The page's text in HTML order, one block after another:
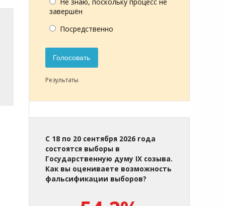
завершён
Посредственно
Голосовать
Результаты
С 18 по 20 сентября 2026 года
состоятся выборы в
Государственную думу IX созыва.
Как вы оцениваете возможность
фальсификации выборов?